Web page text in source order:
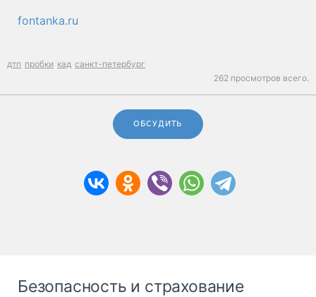
fontanka.ru
дтп пробки кад санкт-петербург
262 просмотров всего.
ОБСУДИТЬ
Безопасность и страхование